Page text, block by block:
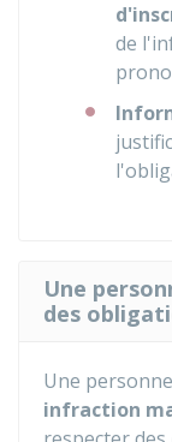
de
Une
des
Une
infraction